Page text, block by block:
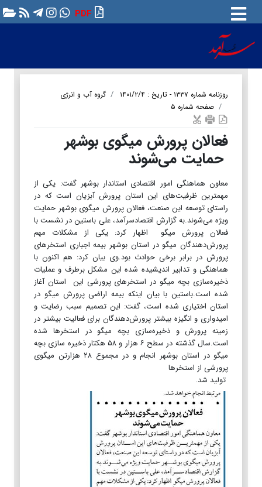
PDF
روزنامه شماره ۱۳۳۷ - تاریخ : ۱۴۰۱/۲/۴
گروه آب و انرژی
صفحه شماره ۵
فعالان پرورش میگوی بوشهر
حمایت می‌شوند
معاون هماهنگی امور اقتصادی استاندار بوشهر گفت: یکی از
مهمترین ظرفیت‌های این استان پرورش آبزیان است که در
راستای توسعه این صنعت، فعالان پرورش میگوی بوشهر حمایت
ویژه می‌شوند.به گزارش اقتصادسرآمد، علی باستین در نشست با
فعالان پرورش میگو اظهار کرد: یکی از مشکلات مهم
پرورش‌دهندگان میگو در استان بوشهر بیمه اجباری استخرهای
پرورش در برابر برخی حوادث بود.وی بیان کرد: هم اکنون با
هماهنگی و تدابیر اندیشیده شده این مشکل برطرف و عملیات
ذخیره‌سازی بچه میگو در استخرهای پرورشی این استان آغاز
شده است.باستین با بیان اینکه بیمه اراضی پرورش میگو در
استان اختیاری شده است، گفت: این تصمیم سبب رضایت و
امیدواری و انگیزه بیشتر پرورش‌دهندگان برای فعالیت بیشتر در
زمینه پرورش و ذخیره‌سازی بچه میگو در استخرها شده
است.سال گذشته در سطح ۶ هزار و ۵۸ هکتار ذخیره سازی بچه
میگو در استان بوشهر انجام و در مجموع ۲۸ هزارتن میگوی
پرورشی از استخرها
تولید شد.